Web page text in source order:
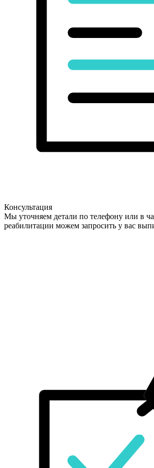
Консультация
Мы уточняем детали по телефону или в
реабилитации можем запросить у вас